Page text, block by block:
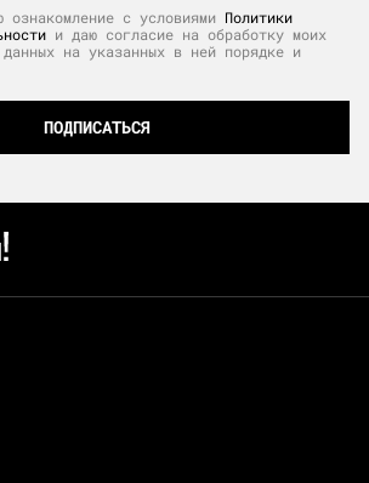
ознакомление с условиями Политики
и даю согласие на обработку моих
данных на указанных в ней порядке и
ПОДПИСАТЬСЯ